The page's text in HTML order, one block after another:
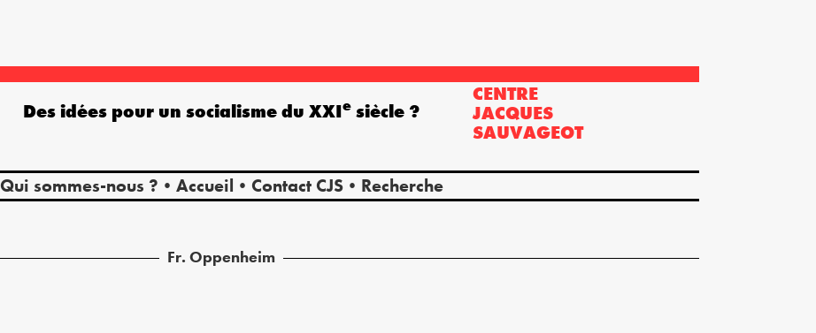
CENTRE
JACQUES
SAUVAGEOT
Qui sommes-nous ? Accueil Contact CJS Recherche
Des idées pour un socialisme du XXIe siècle ?
Fr. Oppenheim